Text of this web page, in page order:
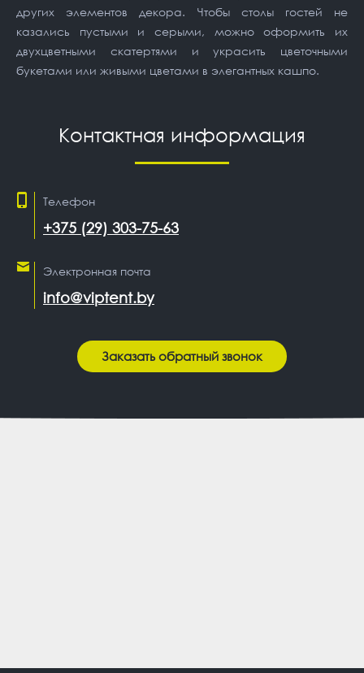
других элементов декора. Чтобы столы гостей не
казались пустыми и серыми, можно оформить их
двухцветными скатертями и украсить цветочными
букетами или живыми цветами в элегантных кашпо.
Контактная информация
Телефон
+375 (29) 303-75-63
Электронная почта
info@viptent.by
Заказать обратный звонок